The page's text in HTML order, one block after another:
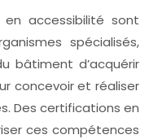
en accessibilité sont
spécialisés,
bâtiment d’acquérir
concevoir et réaliser
Des certifications en
ces compétences